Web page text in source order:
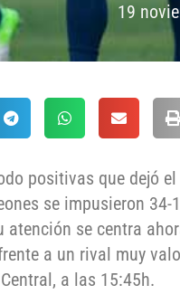
19
positivas que dejó el
se impusieron 34-
se centra
a un rival muy
a las 15:45h.